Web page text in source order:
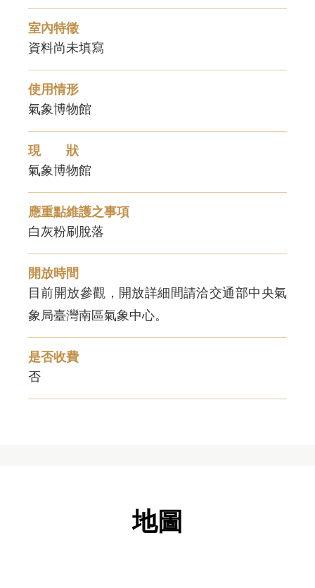
室內特徵
資料尚未填寫
使用情形
氣象博物館
現 狀
氣象博物館
應重點維護之事項
白灰粉刷脫落
開放時間
目前開放參觀，開放詳細間請洽交通部中央氣
象局臺灣南區氣象中心。
是否收費
否
地圖